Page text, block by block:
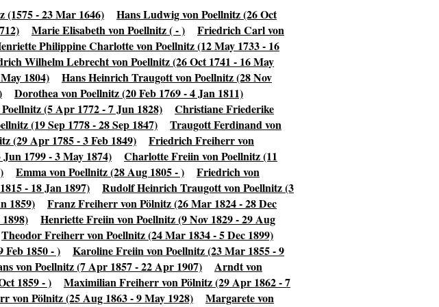
(1575 - 23 Mar 1646)
Hans Ludwig von Poellnitz (26 Oct
Marie Elisabeth von Poellnitz ( - )
Friedrich Carl von
Philippine Charlotte von Poellnitz (12 May 1733 - 16
Wilhelm Lebrecht von Poellnitz (26 Oct 1741 - 16 May
1804)
Hans Heinrich Traugott von Poellnitz (28 Nov
Dorothea von Poellnitz (20 Feb 1769 - 4 Jan 1811)
(5 Apr 1772 - 7 Jun 1828)
Christiane Friederike
(19 Sep 1778 - 28 Sep 1847)
Traugott Ferdinand von
(29 Apr 1785 - 3 Feb 1849)
Friedrich Freiherr von
1799 - 3 May 1874)
Charlotte Freiin von Poellnitz (11
Emma von Poellnitz (28 Aug 1805 - )
Friedrich von
- 18 Jan 1897)
Rudolf Heinrich Traugott von Poellnitz (3
1859)
Franz Freiherr von Pölnitz (26 Mar 1824 - 28 Dec
Henriette Freiin von Poellnitz (9 Nov 1829 - 29 Aug
Theodor Freiherr von Poellnitz (24 Mar 1834 - 5 Dec 1899)
Feb 1850 - )
Karoline Freiin von Poellnitz (23 Mar 1855 - 9
von Poellnitz (7 Apr 1857 - 22 Apr 1907)
Arndt von
1859 - )
Maximilian Freiherr von Pölnitz (29 Apr 1862 - 7
von Pölnitz (25 Aug 1863 - 9 May 1928)
Margarete von